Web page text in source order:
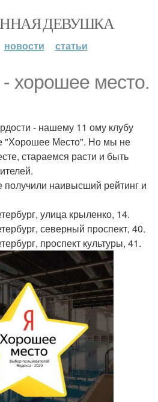
ДЕВУШКА
новости статьи
- хорошее место.
- нашему 11 ому клубу
"Хорошее Место". Но мы не
стараемся расти и быть
получили наивысший рейтинг и
улица крыленко, 14.
северный проспект, 40.
проспект культуры, 41.